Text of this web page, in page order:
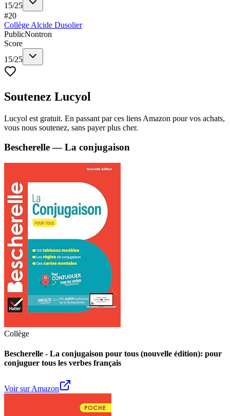
15/25
#20
Collège Alcide Dusolier
PublicNontron
Score
15/25
Soutenez Lucyol
Lucyol est gratuit. En passant par ces liens Amazon pour vos achats,
vous nous soutenez, sans payer plus cher.
Bescherelle — La conjugaison
Collège
Bescherelle - La conjugaison pour tous (nouvelle édition): pour
conjuguer tous les verbes français
Voir sur Amazon